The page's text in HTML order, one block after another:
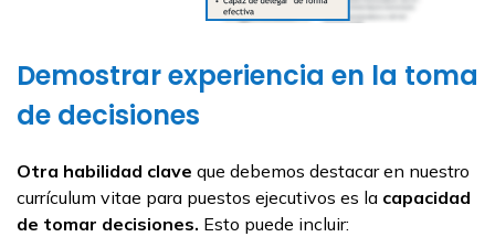
Demostrar experiencia en la toma
de decisiones
Otra habilidad clave que debemos destacar en nuestro
currículum vitae para puestos ejecutivos es la capacidad
de tomar decisiones. Esto puede incluir: